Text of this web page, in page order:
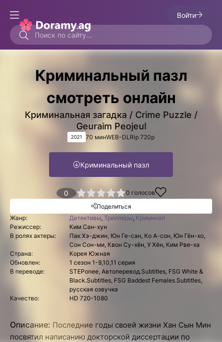
Войти
Криминальный пазл
смотреть онлайн
Криминальная загадка / Crime Puzzle /
Geuraim Peojeul
2021 70 минWEB-DLRip 720p
Криминальный пазл
0
4 5 0 голосов
Поделиться
Жанр:
Детективы, Триллеры, Криминал
Режиссер:
Ким Сан-хун
В ролях актеры:
Пак Хэ-джин, Юн Ге-сан, Ко А-сон, Юн Гён-хо,
Сон Сон-ми, Квон Су-хён, У Хён, Ким Рве-ха
Страна:
Корея Южная
Обновлен:
1 сезон 1-9,10,11 серия
В переводе:
STEPonee, Автоперевод.Subtitles, FSG White &
Black.Subtitles, FSG Baddest Females.Subtitles,
русская озвучка
Качество:
HD 720-1080
Описание: Последние годы своей жизни Хан Сын Мин
посвятил написанию докторской диссертации по